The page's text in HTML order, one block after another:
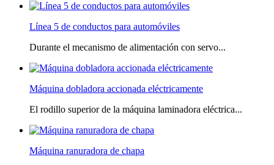
Línea 5 de conductos para automóviles
Durante el mecanismo de alimentación con servo...
Máquina dobladora accionada eléctricamente
El rodillo superior de la máquina laminadora eléctrica...
Máquina ranuradora de chapa